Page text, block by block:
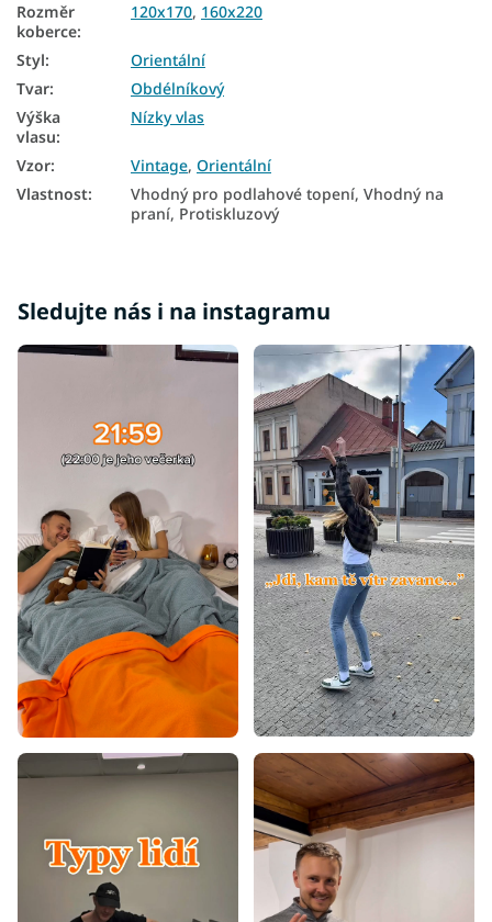
Rozměr
koberce:
120x170, 160x220
Styl:
Orientální
Tvar:
Obdélníkový
Výška
vlasu:
Nízky vlas
Vzor: Vintage, Orientální
Vlastnost:
Vhodný pro podlahové topení, Vhodný na
praní, Protiskluzový
Sledujte nás i na instagramu